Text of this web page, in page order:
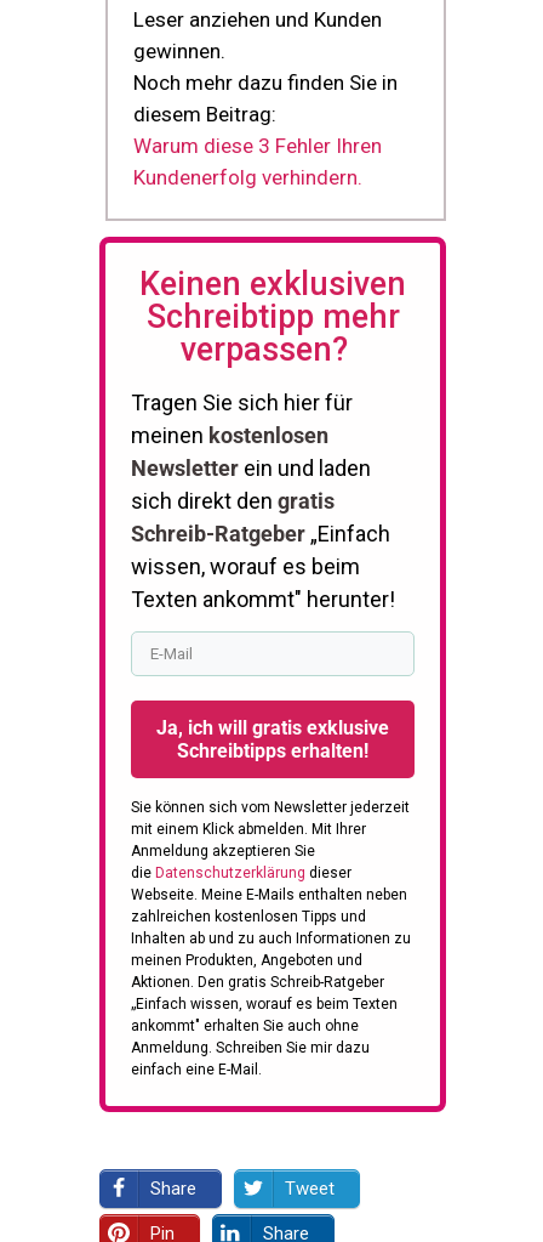
Leser anziehen und Kunden
gewinnen.
Noch mehr dazu finden Sie in
diesem Beitrag:
Warum diese 3 Fehler Ihren
Kundenerfolg verhindern.
Keinen exklusiven
Schreibtipp mehr
verpassen?
Tragen Sie sich hier für
meinen kostenlosen
Newsletter ein und laden
sich direkt den gratis
Schreib-Ratgeber „Einfach
wissen, worauf es beim
Texten ankommt" herunter!
Ja, ich will gratis exklusive
Schreibtipps erhalten!
Sie können sich vom Newsletter jederzeit
mit einem Klick abmelden. Mit Ihrer
Anmeldung akzeptieren Sie
die Datenschutzerklärung dieser
Webseite. Meine E-Mails enthalten neben
zahlreichen kostenlosen Tipps und
Inhalten ab und zu auch Informationen zu
meinen Produkten, Angeboten und
Aktionen. Den gratis Schreib-Ratgeber
„Einfach wissen, worauf es beim Texten
ankommt" erhalten Sie auch ohne
Anmeldung. Schreiben Sie mir dazu
einfach eine E-Mail.
Share Tweet
Pin Share